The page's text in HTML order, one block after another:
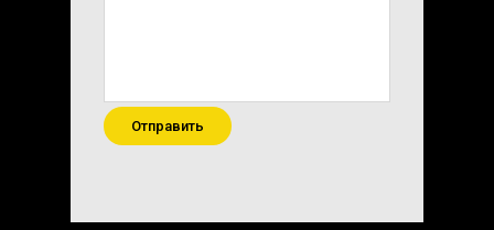
Отправить